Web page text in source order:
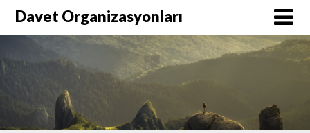
SkipDavet Organizasyonları